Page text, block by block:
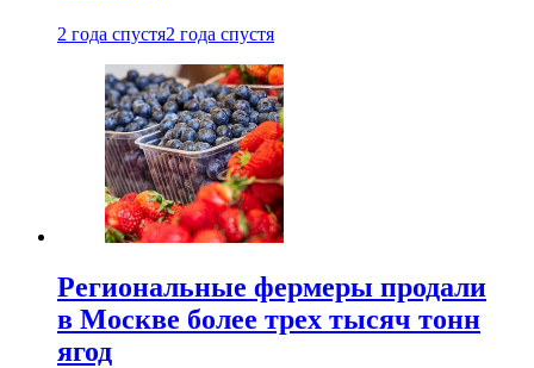
2 года спустя2 года спустя
Региональные фермеры продали
в Москве более трех тысяч тонн
ягод